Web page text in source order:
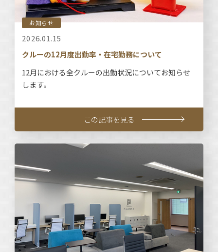
お知らせ
2026.01.15
クルーの12月度出勤率・在宅勤務について
12月における全クルーの出勤状況についてお知らせ
します。
この記事を見る